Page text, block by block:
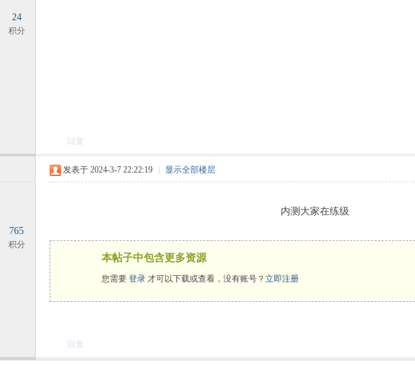
24
积分
回复
765
积分
发表于 2024-3-7 22:22:19 显示全部楼层
内测大家在练级
本帖子中包含更多资源
您需要 登录 才可以下载或查看，没有账号？ 立即注册
回复